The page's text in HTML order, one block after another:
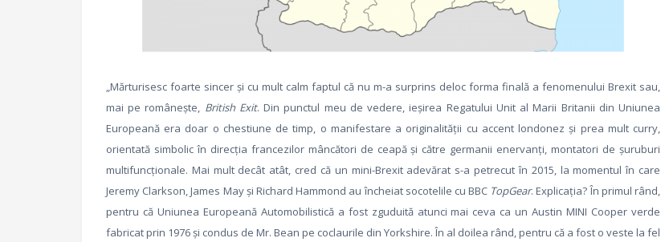
„Mărturisesc foarte sincer şi cu mult calm faptul că nu m-a surprins deloc forma finală a fenomenului Brexit sau,
mai pe româneşte, British Exit. Din punctul meu de vedere, ieşirea Regatului Unit al Marii Britanii din Uniunea
Europeană era doar o chestiune de timp, o manifestare a originalităţii cu accent londonez şi prea mult curry,
orientată simbolic în direcţia francezilor mâncători de ceapă şi către germanii enervanţi, montatori de şuruburi
multifuncţionale. Mai mult decât atât, cred că un mini-Brexit adevărat s-a petrecut în 2015, la momentul în care
Jeremy Clarkson, James May şi Richard Hammond au încheiat socotelile cu BBC TopGear. Explicaţia? În primul rând,
pentru că Uniunea Europeană Automobilistică a fost zguduită atunci mai ceva ca un Austin MINI Cooper verde
fabricat prin 1976 şi condus de Mr. Bean pe coclaurile din Yorkshire. În al doilea rând, pentru că a fost o veste la fel